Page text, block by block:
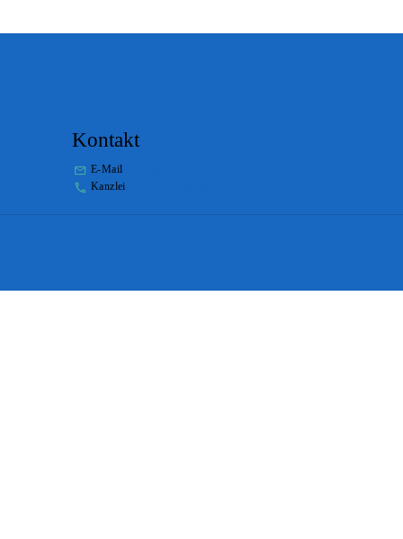
Kontakt
E-Mail
Kanzlei